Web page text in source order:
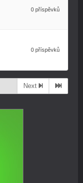
0 příspěvků
0 příspěvků
Next